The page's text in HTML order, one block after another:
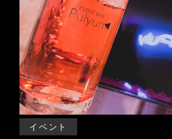
イベント